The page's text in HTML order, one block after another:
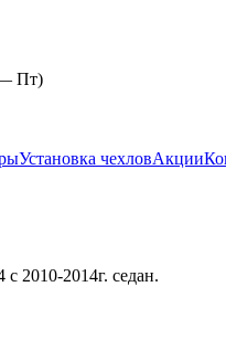
Пт)
Установка чехловАкции
2010-2014г. седан.